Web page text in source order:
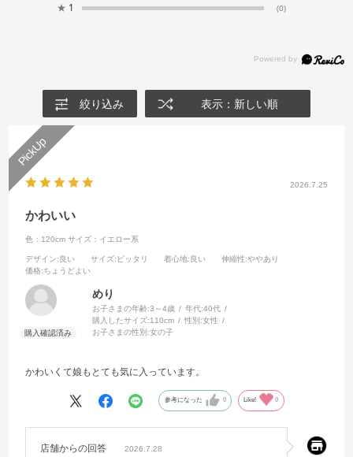
★ 1 (0)
絞り込み 表示：新しい順
2026.7.25
かわいい
色：120cm サイズ：イエロー系
デザイン:良い サイズ:ピッタリ 着心地:良い 伸縮性:ややあり
価格:ちょうどよい
めり
お子さまの年齢:3～4歳 年代:40代
購入したサイズ:110cm 性別:女性
お子さまの性別:女の子
かわいくて娘もとても気に入っています。
参考になった 0 Like! 0
店舗からの回答 2026.7.28